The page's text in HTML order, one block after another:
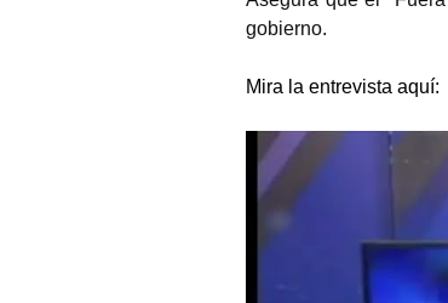
gobierno.
Mira la entrevista aquí: